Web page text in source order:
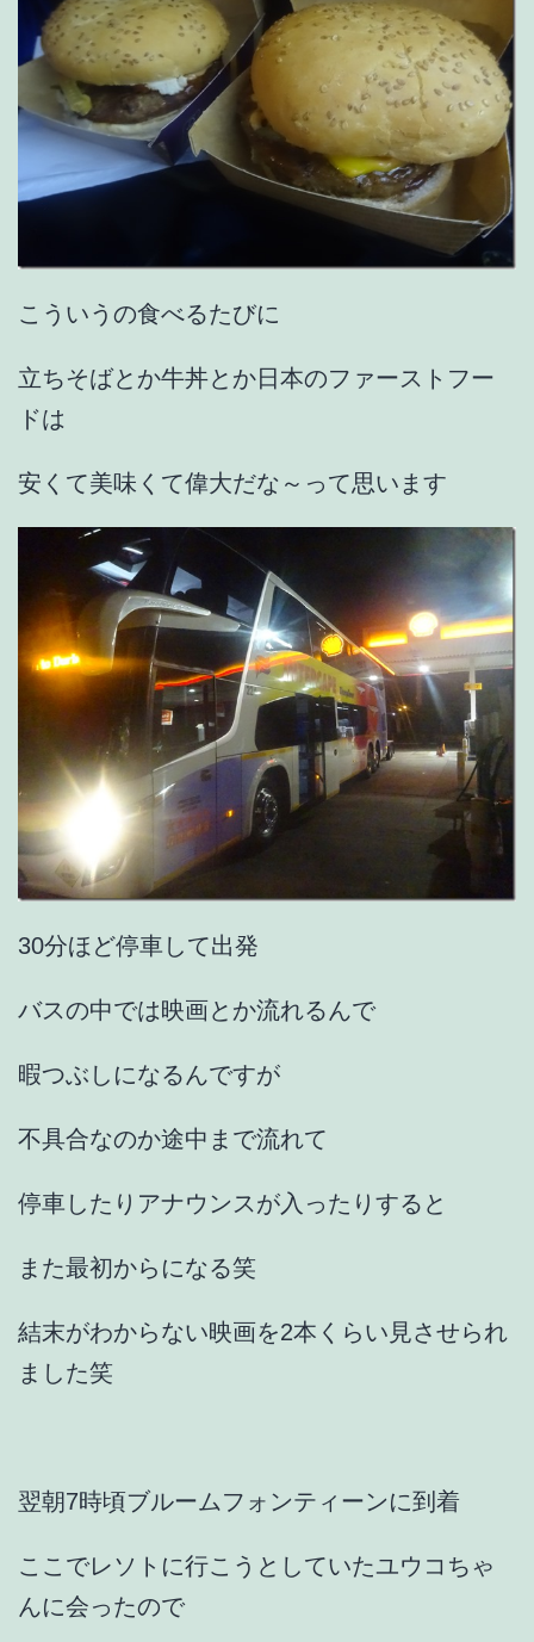
こういうの食べるたびに
立ちそばとか牛丼とか日本のファーストフー
ドは
安くて美味くて偉大だな～って思います
30分ほど停車して出発
バスの中では映画とか流れるんで
暇つぶしになるんですが
不具合なのか途中まで流れて
停車したりアナウンスが入ったりすると
また最初からになる笑
結末がわからない映画を2本くらい見させられ
ました笑
翌朝7時頃ブルームフォンティーンに到着
ここでレソトに行こうとしていたユウコちゃ
んに会ったので